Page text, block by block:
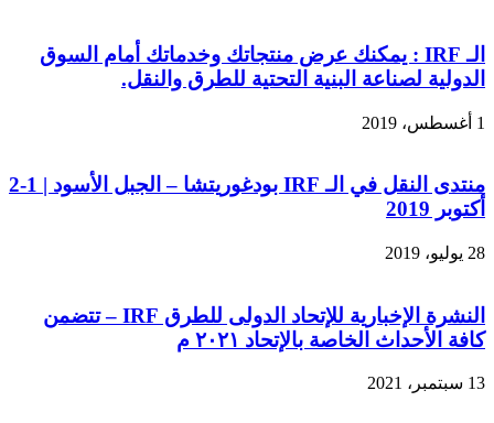
الـ IRF : يمكنك عرض منتجاتك وخدماتك أمام السوق
الدولية لصناعة البنية التحتية للطرق والنقل.
1 أغسطس، 2019
منتدى النقل في الـ IRF بودغوريتشا – الجبل الأسود | 1-2
أكتوبر 2019
28 يوليو، 2019
النشرة الإخبارية للإتحاد الدولى للطرق IRF – تتضمن
كافة الأحداث الخاصة بالإتحاد ٢٠٢١ م
13 سبتمبر، 2021